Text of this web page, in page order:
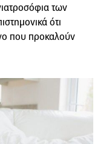
των
ότι
που προκαλούν